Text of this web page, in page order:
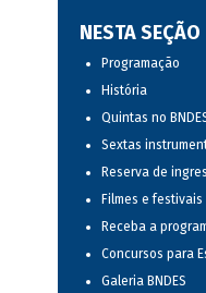
NESTA SEÇÃO
Programação
História
Quintas no
Sextas
Reserva de
Filmes e
Receba a
Concursos para
Galeria BNDES